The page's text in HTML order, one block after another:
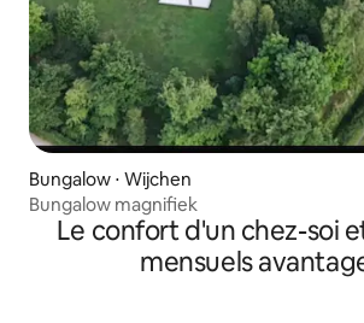
Bungalow ⋅ Wijchen
Bungalow magnifiek
Le confort d'un chez-soi
mensuels